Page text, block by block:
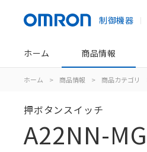
制御機器
ホーム 商品情報
ホーム > 商品情報 > 商品カテゴリ
押ボタンスイッチ
A22NN-